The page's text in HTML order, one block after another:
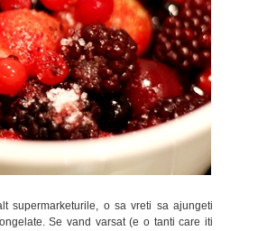
supermarketurile, o sa vreti sa ajungeti
Se vand varsat (e o tanti care iti